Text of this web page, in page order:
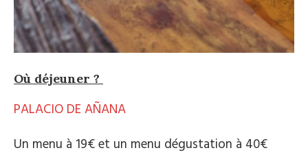
Où déjeuner ?
PALACIO DE AÑANA
Un menu à 19€ et un menu dégustation à 40€